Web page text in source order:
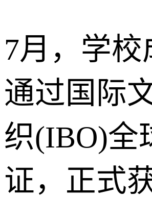
7月，学校
通过国际
织(IBO)全
证，正式